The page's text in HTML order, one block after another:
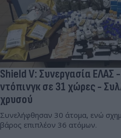
Shield V: Συνεργασία ΕΛΑΣ
ντόπινγκ σε 31 χώρες -
χρυσού
Συνελήφθησαν 30 άτομα, ενώ
βάρος επιπλέον 36 ατόμων.